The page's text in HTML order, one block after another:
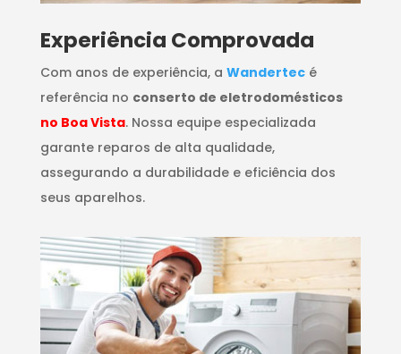
​Experiência Comprovada
Com anos de experiência, a Wandertecé
referência no conserto de eletrodomésticos
no Boa Vista. Nossa equipe especializada
garante reparos de alta qualidade,
assegurando a durabilidade e eficiência dos
seus aparelhos.